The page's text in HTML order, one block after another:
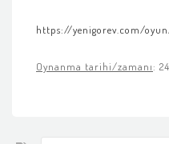
https://yenigorev.com/
Oynanma tarihi/zamanı: